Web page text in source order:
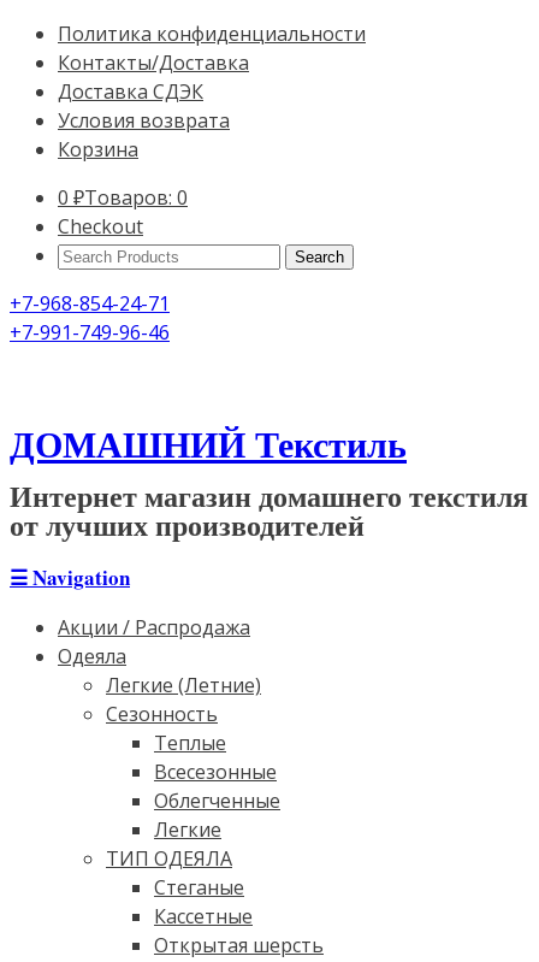
Политика конфиденциальности
Контакты/Доставка
Доставка СДЭК
Условия возврата
Корзина
0 ₽Товаров: 0
Checkout
Search
+7-968-854-24-71
+7-991-749-96-46
ДОМАШНИЙ Текстиль
Интернет магазин домашнего текстиля
от лучших производителей
☰Navigation
Акции / Распродажа
Одеяла
Легкие (Летние)
Сезонность
Теплые
Всесезонные
Облегченные
Легкие
ТИП ОДЕЯЛА
Стеганые
Кассетные
Открытая шерсть